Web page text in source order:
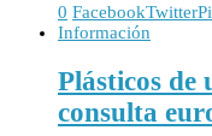
0 FacebookTwitter
Información
Plásticos de
consulta